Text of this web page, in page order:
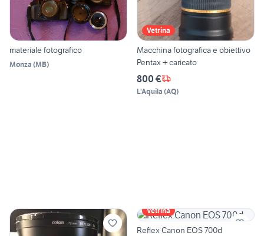
materiale fotografico
Monza (MB)
Vetrina
Macchina fotografica e obiettivo
Pentax + caricato
800 €
L'Aquila (AQ)
Vetrina
Reflex Canon EOS 700d